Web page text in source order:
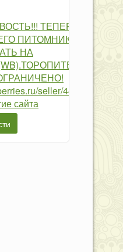
ТЕПЕРЬ
ПИТОМНИКА
НА
seller/4459799
сайта